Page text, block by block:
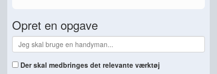
Opret en opgave
Der skal medbringes det relevante værktøj